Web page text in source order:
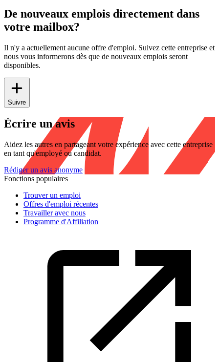
De nouveaux emplois directement dans
votre mailbox?
Il n'y a actuellement aucune offre d'emploi. Suivez cette entreprise et
nous vous informerons dès que de nouveaux emplois seront
disponibles.
Suivre
Écrire un avis
Aidez les autres en partageant votre expérience avec cette entreprise
en tant qu'employé ou candidat.
Rédiger un avis anonyme
Fonctions populaires
Trouver un emploi
Offres d'emploi récentes
Travailler avec nous
Programme d'Affiliation